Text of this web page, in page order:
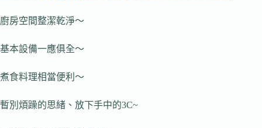
廚房空間整潔乾淨～
基本設備一應俱全～
煮食料理相當便利～
暫別煩躁的思緒、放下手中的3C~